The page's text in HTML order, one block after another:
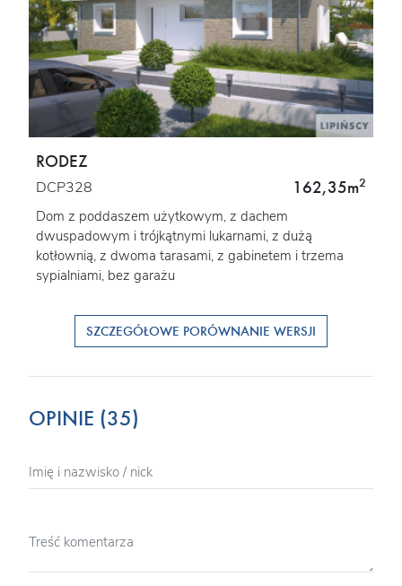
RODEZ
DCP328 162,35m2
Dom z poddaszem użytkowym, z dachem
dwuspadowym i trójkątnymi lukarnami, z dużą
kotłownią, z dwoma tarasami, z gabinetem i trzema
sypialniami, bez garażu
SZCZEGÓŁOWE PORÓWNANIE WERSJI
OPINIE (35)